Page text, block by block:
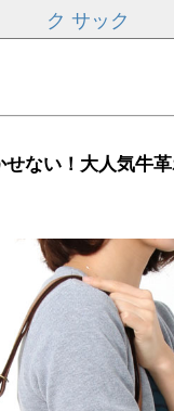
ク サック
せない！大人気牛